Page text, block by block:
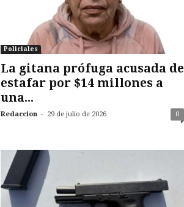
Policiales
La gitana prófuga acusada de
estafar por $14 millones a
una...
Redaccion - 29 de julio de 2026 0